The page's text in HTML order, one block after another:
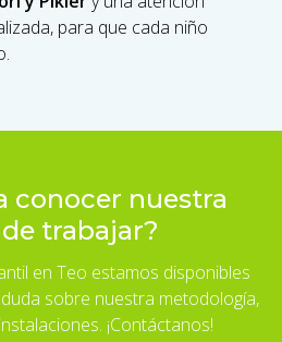
para que cada niño
conocer nuestra
trabajar?
en Teo estamos disponibles
sobre nuestra metodología,
¡Contáctanos!